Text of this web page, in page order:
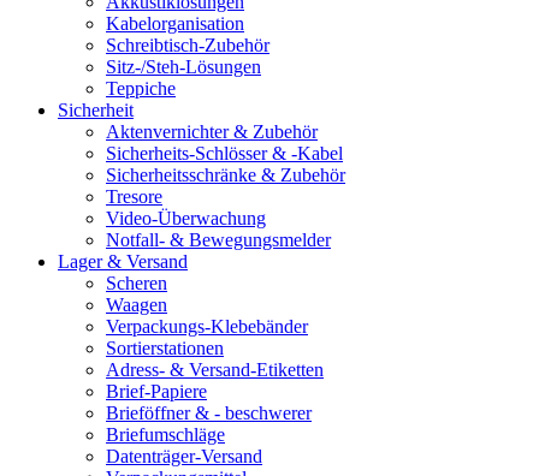
Kabelorganisation
Schreibtisch-Zubehör
Sitz-/Steh-Lösungen
Teppiche
Sicherheit
Aktenvernichter & Zubehör
Sicherheits-Schlösser & -Kabel
Sicherheitsschränke & Zubehör
Tresore
Video-Überwachung
Notfall- & Bewegungsmelder
Lager & Versand
Scheren
Waagen
Verpackungs-Klebebänder
Sortierstationen
Adress- & Versand-Etiketten
Brief-Papiere
Brieföffner & - beschwerer
Briefumschläge
Datenträger-Versand